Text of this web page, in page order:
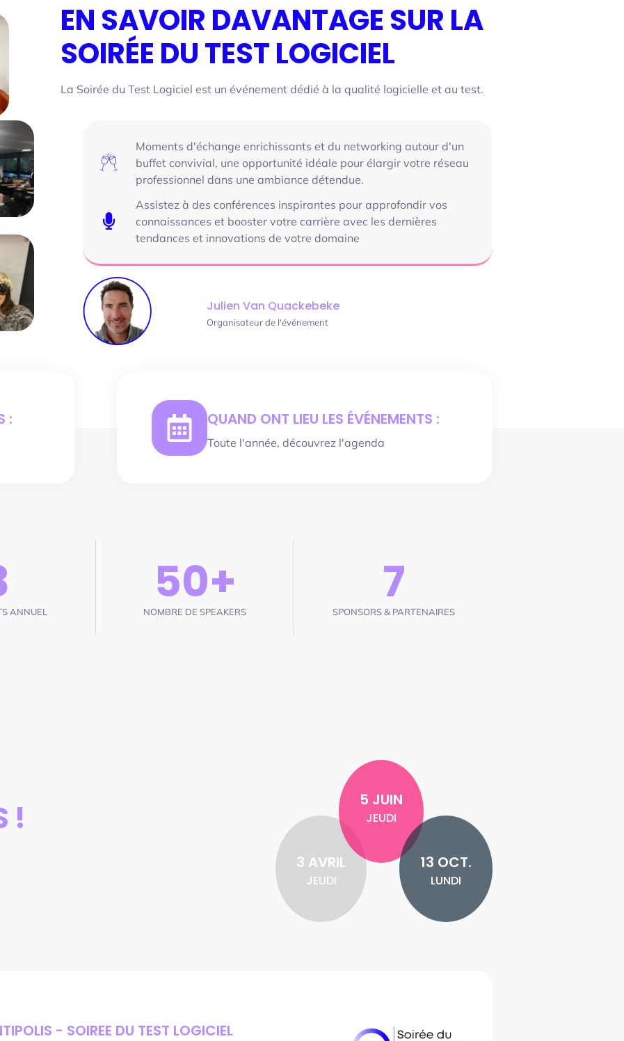
EN SAVOIR DAVANTAGE SUR LA
SOIRÉE DU TEST LOGICIEL
La Soirée du Test Logiciel est un événement dédié à la qualité logicielle et au test.
Moments d'échange enrichissants et du networking autour d'un
buffet convivial, une opportunité idéale pour élargir votre réseau
professionnel dans une ambiance détendue.
Assistez à des conférences inspirantes pour approfondir vos
connaissances et booster votre carrière avec les dernières
tendances et innovations de votre domaine
Julien Van Quackebeke
Organisateur de l'événement
: QUAND ONT LIEU LES ÉVÉNEMENTS :
Toute l'année, découvrez l'agenda
ANNUEL NOMBRE DE SPEAKERS
50+
SPONSORS & PARTENAIRES
7
!
3 AVRIL
JEUDI
5 JUIN
JEUDI
13 OCT.
LUNDI
- SOIREE DU TEST LOGICIEL